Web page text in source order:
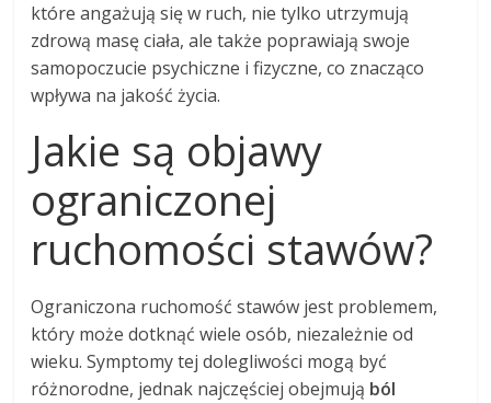
które angażują się w ruch, nie tylko utrzymują
zdrową masę ciała, ale także poprawiają swoje
samopoczucie psychiczne i fizyczne, co znacząco
wpływa na jakość życia.
Jakie są objawy
ograniczonej
ruchomości stawów?
Ograniczona ruchomość stawów jest problemem,
który może dotknąć wiele osób, niezależnie od
wieku. Symptomy tej dolegliwości mogą być
różnorodne, jednak najczęściej obejmują ból